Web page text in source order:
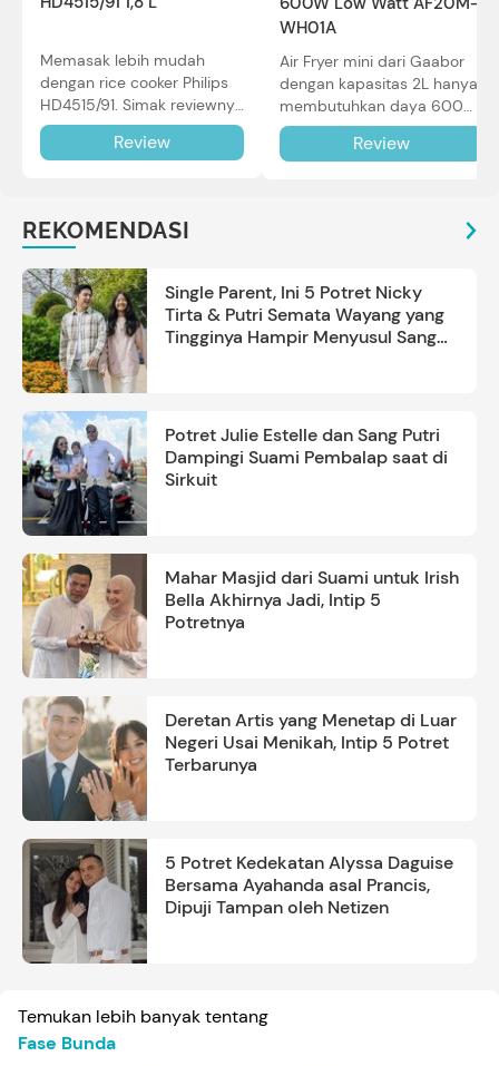
Memasak lebih mudah
dengan rice cooker Philips
HD4515/91. Simak reviewnya
di sini.
Review
WH01A
Air Fryer mini dari Gaabor
dengan kapasitas 2L hanya
membutuhkan daya 600W
dalam pemakaian. Simak
review selengkapnya di sini.
Review
REKOMENDASI
Single Parent, Ini 5 Potret Nicky
Tirta & Putri Semata Wayang yang
Tingginya Hampir Menyusul Sang
Potret Julie Estelle dan Sang Putri
Dampingi Suami Pembalap saat di
Sirkuit
Mahar Masjid dari Suami untuk Irish
Bella Akhirnya Jadi, Intip 5
Potretnya
Deretan Artis yang Menetap di Luar
Negeri Usai Menikah, Intip 5 Potret
Terbarunya
5 Potret Kedekatan Alyssa Daguise
Bersama Ayahanda asal Prancis,
Dipuji Tampan oleh Netizen
Temukan lebih banyak tentang
Fase Bunda